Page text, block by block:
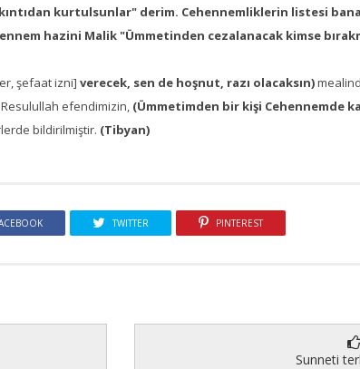
kurtulsunlar" derim. Cehennemliklerin listesi
hazini Malik "Ümmetinden cezalanacak kimse
şefaat izni] verecek, sen de hoşnut, razı olacaksın)
efendimizin, (Ümmetimden bir kişi Cehennemde
bildirilmiştir. (Tibyan)
TWITTER PINTEREST
Sunneti